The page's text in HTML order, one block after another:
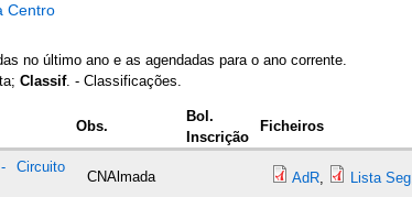
Centro
no último ano e as agendadas para o ano corrente.
Classif. - Classificações.
Obs.
Bol.
Inscrição
Ficheiros
Circuito
CNAlmada AdR Lista Seg